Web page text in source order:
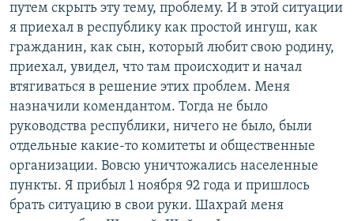
путем скрыть эту тему, проблему. И в этой ситуации
я приехал в республику как простой ингуш, как
гражданин, как сын, который любит свою родину,
приехал, увидел, что там происходит и начал
втягиваться в решение этих проблем. Меня
назначили комендантом. Тогда не было
руководства республики, ничего не было, были
отдельные какие-то комитеты и общественные
организации. Вовсю уничтожались населенные
пункты. Я прибыл 1 ноября 92 года и пришлось
брать ситуацию в свои руки. Шахрай меня